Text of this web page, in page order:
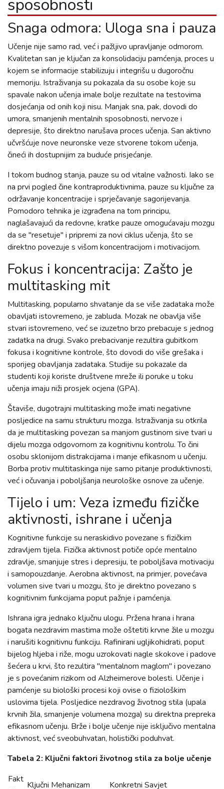
sposobnosti
Snaga odmora: Uloga sna i pauza
Učenje nije samo rad, već i pažljivo upravljanje odmorom.
Kvalitetan san je ključan za konsolidaciju pamćenja, proces u
kojem se informacije stabilizuju i integrišu u dugoročnu
memoriju. Istraživanja su pokazala da su osobe koje su
spavale nakon učenja imale bolje rezultate na testovima
dosjećanja od onih koji nisu. Manjak sna, pak, dovodi do
umora, smanjenih mentalnih sposobnosti, nervoze i
depresije, što direktno narušava proces učenja. San aktivno
učvršćuje nove neuronske veze stvorene tokom učenja,
čineći ih dostupnijim za buduće prisjećanje.
I tokom budnog stanja, pauze su od vitalne važnosti. Iako se
na prvi pogled čine kontraproduktivnima, pauze su ključne za
održavanje koncentracije i sprječavanje sagorijevanja.
Pomodoro tehnika je izgrađena na tom principu,
naglašavajući da redovne, kratke pauze omogućavaju mozgu
da se "resetuje" i pripremi za novi ciklus učenja, što se
direktno povezuje s višom koncentracijom i motivacijom.
Fokus i koncentracija: Zašto je
multitasking mit
Multitasking, popularno shvatanje da se više zadataka može
obavljati istovremeno, je zabluda. Mozak ne obavlja više
stvari istovremeno, već se izuzetno brzo prebacuje s jednog
zadatka na drugi. Svako prebacivanje rezultira gubitkom
fokusa i kognitivne kontrole, što dovodi do više grešaka i
sporijeg obavljanja zadataka. Studije su pokazale da
studenti koji koriste društvene mreže ili poruke u toku
učenja imaju niži prosjek ocjena (GPA).
Štaviše, dugotrajni multitasking može imati negativne
posljedice na samu strukturu mozga. Istraživanja su otkrila
da je multitasking povezan sa manjom gustinom sive tvari u
dijelu mozga odgovornom za kognitivnu kontrolu. To čini
osobu sklonijom distrakcijama i manje efikasnom u učenju.
Borba protiv multitaskinga nije samo pitanje produktivnosti,
već i očuvanja i poboljšanja neurološke osnove za učenje.
Tijelo i um: Veza između fizičke
aktivnosti, ishrane i učenja
Kognitivne funkcije su neraskidivo povezane s fizičkim
zdravljem tijela. Fizička aktivnost potiče opće mentalno
zdravlje, smanjuje stres i depresiju, te poboljšava motivaciju
i samopouzdanje. Aerobna aktivnost, na primjer, povećava
volumen sive tvari u mozgu, što je direktno povezano s
kognitivnim funkcijama poput pažnje i pamćenja.
Ishrana igra jednako ključnu ulogu. Pržena hrana i hrana
bogata nezdravim mastima može oštetiti krvne žile u mozgu
i narušiti kognitivnu funkciju. Rafinirani ugljikohidrati, poput
bijelog hljeba i riže, mogu uzrokovati nagle skokove i padove
šećera u krvi, što rezultira "mentalnom maglom" i povezano
je s povećanim rizikom od Alzheimerove bolesti. Učenje i
pamćenje su biološki procesi koji ovise o fiziološkim
uslovima tijela. Posljedice nezdravog životnog stila (upala
krvnih žila, smanjenje volumena mozga) su direktna prepreka
efikasnom učenju. Brže i bolje učenje nije isključivo mentalna
aktivnost, već sveobuhvatan, holistički poduhvat.
Tabela 2: Ključni faktori životnog stila za bolje učenje
Fakt
Ključni Mehanizam Konkretni Savjet